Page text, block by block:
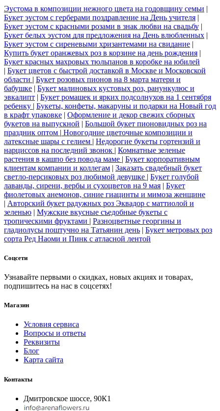
Эустома в композиции нежного цвета на годовщину семьи |
Букет эустом с герберами поздравление на День учителя |
Букет эустом с красными розами в знак любви на свадьбу |
Букет белых эустом для предложения на День влюбленных |
Букет эустом с сиреневыми хризантемами на свидание |
Купить букет оранжевых роз в корзине на день рождения |
Букет красных махровых тюльпанов в коробке на юбилей
| Букет цветов с быстрой доставкой в Москве и Московской
области | Букет розовых пионов на 8 марта матери и
бабушке | Букет малиновых кустовых роз, ранункулюс и
эвкалипт | Букет ромашек и ярких подсолнухов на 1 сентября
ребенку | Букеты, конфеты, макаруны и подарки на Новый год
в крафт упаковке | Оформление и декор свежих сборных
букетов на выпускной | Большой букет пионовидных роз на
праздник оптом | Новогодние цветочные композиции и
латексные шары с гелием | Недорогие букеты гортензий и
нарциссов на последний звонок | Комнатные зеленые
растения в кашпо без повода маме | Букет корпоративным
клиентам компании и коллегам | Заказать свадебный букет
светло-персиковых роз любимой девушке | Букет голубой
лаванды, сирени, вербы и сухоцветов на 9 мая | Букет
фиолетовых анемонов, синие гиацинты и мимоза женщине
| Авторский букет радужных роз Эквадор с маттиолой и
зеленью | Мужские вкусные съедобные букеты с
тропическими фруктами | Разноцветные георгины и
гладиолусы поштучно на Татьянин день | Букет метровых роз
сорта Ред Наоми и Пинк с атласной лентой
Соцсети
Узнавайте первыми о скидках, новых акциях и товарах,
подпишитесь на нас в соцсетях!
Магазин
Условия сервиса
Вопросы и ответы
Реквизиты
Блог
Карта сайта
Контакты
Дмитровское шоссе, 90К1